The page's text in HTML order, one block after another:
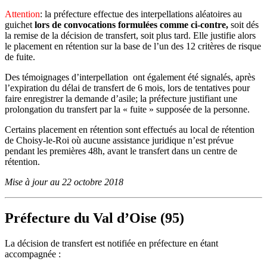
Attention: la préfecture effectue des interpellations aléatoires au
guichet lors de convocations formulées comme ci-contre, soit dés
la remise de la décision de transfert, soit plus tard. Elle justifie alors
le placement en rétention sur la base de l’un des 12 critères de risque
de fuite.
Des témoignages d’interpellation ont également été signalés, après
l’expiration du délai de transfert de 6 mois, lors de tentatives pour
faire enregistrer la demande d’asile; la préfecture justifiant une
prolongation du transfert par la « fuite » supposée de la personne.
Certains placement en rétention sont effectués au local de rétention
de Choisy-le-Roi où aucune assistance juridique n’est prévue
pendant les premières 48h, avant le transfert dans un centre de
rétention.
Mise à jour au 22 octobre 2018
Préfecture du Val d’Oise (95)
La décision de transfert est notifiée en préfecture en étant
accompagnée :